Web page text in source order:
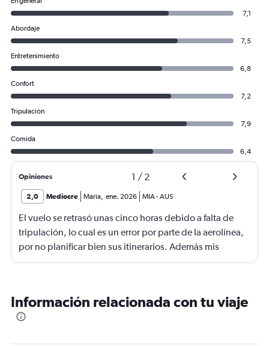
7,1
Abordaje
7,5
Entretenimiento
6,8
Confort
7,2
Tripulación
7,9
Comida
6,4
Opiniones 1 / 2
2,0 Mediocre Maria, ene. 2026 MIA-AUS
El vuelo se retrasó unas cinco horas debido a falta de
tripulación, lo cual es un error por parte de la aerolínea,
por no planificar bien sus itinerarios. Además mis
maletas llegaron destruidas. Pareciera que les hubieran
aerolínea Es pésima
Información relacionada con tu viaje